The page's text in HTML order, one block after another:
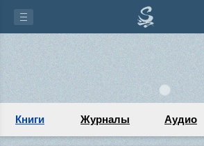
Книги Журналы Аудио